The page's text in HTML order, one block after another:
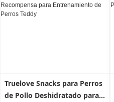
Truelove Snacks para Perros
de Pollo Deshidratado para